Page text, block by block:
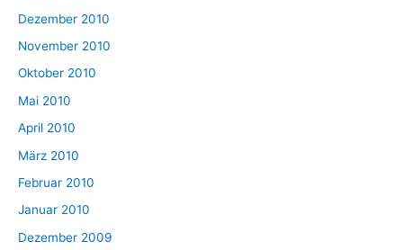
Dezember 2010
November 2010
Oktober 2010
Mai 2010
April 2010
März 2010
Februar 2010
Januar 2010
Dezember 2009